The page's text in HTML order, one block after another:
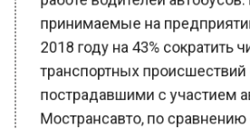
2018 году на 43% сократить
транспортных
пострадавшими с участием
Мострансавто, по
периодом 2017 года, –